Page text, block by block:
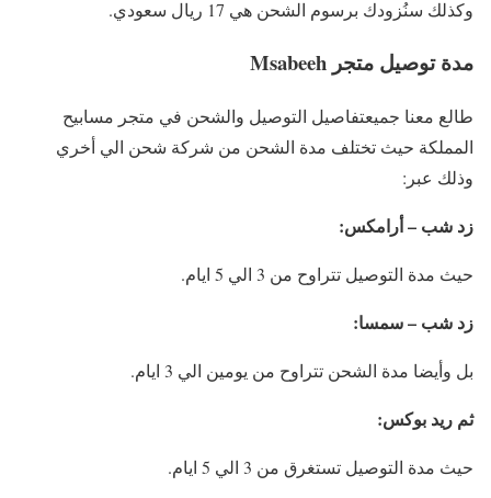
وكذلك سنُزودك برسوم الشحن هي 17 ريال سعودي.
مدة توصيل متجر Msabeeh
طالع معنا جميعتفاصيل التوصيل والشحن في متجر مسابيح
المملكة حيث تختلف مدة الشحن من شركة شحن الي أخري
وذلك عبر:
زد شب – أرامكس:
حيث مدة التوصيل تتراوح من 3 الي 5 ايام.
زد شب – سمسا:
بل وأيضا مدة الشحن تتراوح من يومين الي 3 ايام.
ثم ريد بوكس:
حيث مدة التوصيل تستغرق من 3 الي 5 ايام.